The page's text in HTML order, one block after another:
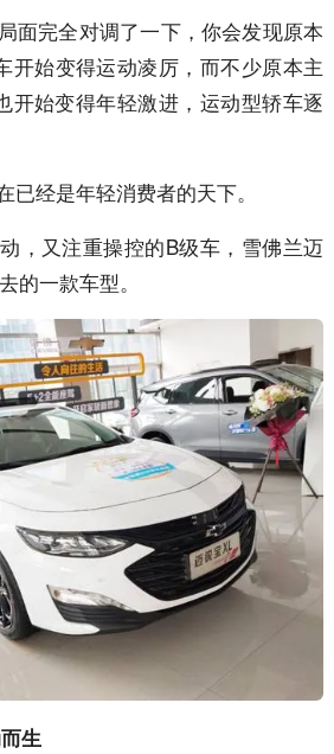
面完全对调了一下，你会发现原本
开始变得运动凌厉，而不少原本主
开始变得年轻激进，运动型轿车逐
经是年轻消费者的天下。
，又注重操控的B级车，雪佛兰迈
的一款车型。
生